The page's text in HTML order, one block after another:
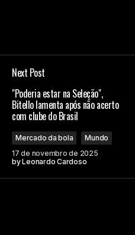
Next Post
"Poderia estar na Seleção",
Bitello lamenta após não acerto
com clube do Brasil
Mercado da bola
Mundo
17 de novembro de 2025
byLeonardo Cardoso